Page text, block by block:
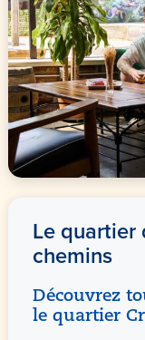
Le quartier
chemins
Découvrez
le quartier